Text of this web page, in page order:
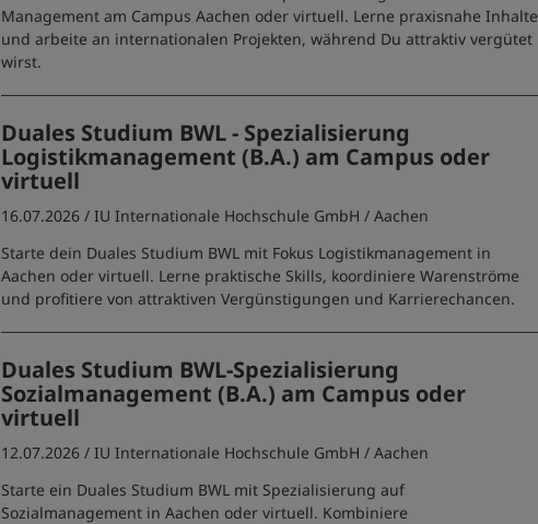
Management am Campus Aachen oder virtuell. Lerne praxisnahe Inhalte
und arbeite an internationalen Projekten, während Du attraktiv vergütet
wirst.
Duales Studium BWL - Spezialisierung
Logistikmanagement (B.A.) am Campus oder
virtuell
16.07.2026 /IU Internationale Hochschule GmbH / Aachen
Starte dein Duales Studium BWL mit Fokus Logistikmanagement in
Aachen oder virtuell. Lerne praktische Skills, koordiniere Warenströme
und profitiere von attraktiven Vergünstigungen und Karrierechancen.
Duales Studium BWL-Spezialisierung
Sozialmanagement (B.A.) am Campus oder
virtuell
12.07.2026 /IU Internationale Hochschule GmbH / Aachen
Starte ein Duales Studium BWL mit Spezialisierung auf
Sozialmanagement in Aachen oder virtuell. Kombiniere